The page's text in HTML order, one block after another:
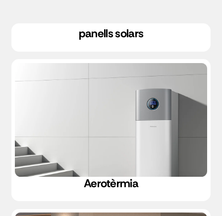
panells solars
Aerotèrmia